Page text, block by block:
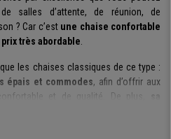
salles d’attente, de réunion, de
? Car c’est une chaise confortable
très abordable.
les chaises classiques de ce type :
épais et commodes, afin d’offrir aux
et de qualité. De plus,
en acier avec 4 pieds laqués